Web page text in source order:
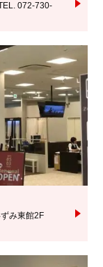
072-730-
み東館2F